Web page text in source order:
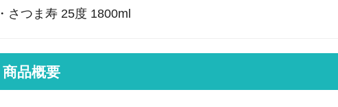
・さつま寿 25度 1800ml
商品概要